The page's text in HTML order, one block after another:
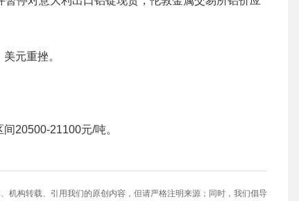
元重挫。
20500-21100元/吨。
机构转载、引用我们的原创内容，但请严格注明来源；同时，我们倡导